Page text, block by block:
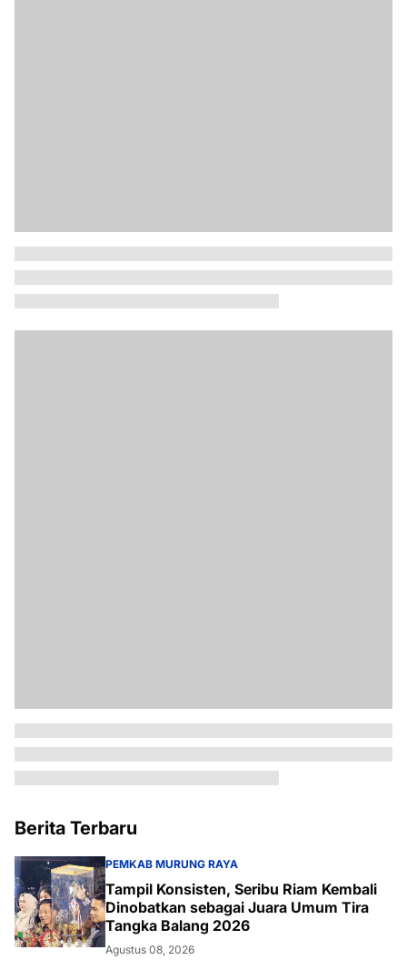
Berita Terbaru
PEMKAB MURUNG RAYA
Tampil Konsisten, Seribu Riam Kembali
Dinobatkan sebagai Juara Umum Tira
Tangka Balang 2026
Agustus 08, 2026